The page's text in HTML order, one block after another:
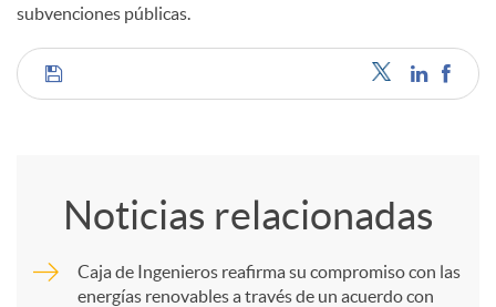
subvenciones públicas.
C
Noticias relacionadas
Caja de Ingenieros reafirma su compromiso con las
energías renovables a través de un acuerdo con